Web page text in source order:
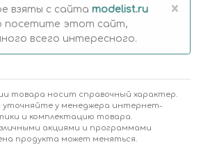
взяты с сайта modelist.ru
посетите этот сайт,
всего интересного.
×
товара носит справочный характер.
уточняйте у менеджера интернет-
и комплектацию товара.
акциями и программами
продукта может меняться.